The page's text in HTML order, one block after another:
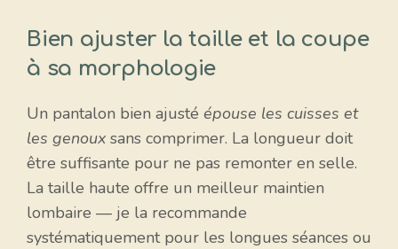
Bien ajuster la taille et la coupe
à sa morphologie
Un pantalon bien ajusté épouse les cuisses et
les genoux sans comprimer. La longueur doit
être suffisante pour ne pas remonter en selle.
La taille haute offre un meilleur maintien
lombaire — je la recommande
systématiquement pour les longues séances ou